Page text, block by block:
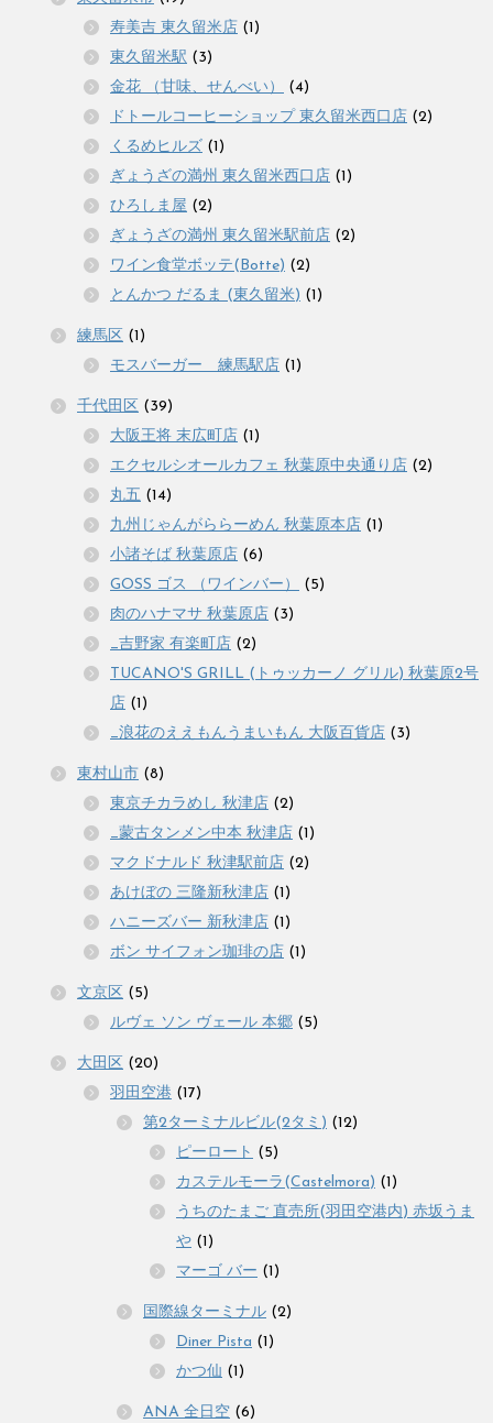
寿美吉 東久留米店 (1)
東久留米駅 (3)
金花 （甘味、せんべい）
(4)
ドトールコーヒーショップ 東久留米西口店 (2)
くるめヒルズ (1)
ぎょうざの満州 東久留米西口店 (1)
ひろしま屋 (2)
ぎょうざの満州 東久留米駅前店 (2)
ワイン食堂ボッテ(Botte) (2)
とんかつ だるま (東久留米) (1)
練馬区 (1)
モスバーガー 練馬駅店 (1)
千代田区 (39)
大阪王将 末広町店 (1)
エクセルシオールカフェ 秋葉原中央通り店 (2)
丸五 (14)
九州じゃんがららーめん 秋葉原本店 (1)
小諸そば 秋葉原店 (6)
GOSS ゴス （ワインバー）
(5)
肉のハナマサ 秋葉原店 (3)
_吉野家 有楽町店 (2)
TUCANO'S GRILL (トゥッカーノ グリル) 秋葉原2号
店 (1)
_浪花のええもんうまいもん 大阪百貨店 (3)
東村山市 (8)
東京チカラめし 秋津店 (2)
_蒙古タンメン中本 秋津店 (1)
マクドナルド 秋津駅前店 (2)
あけぼの 三隆新秋津店 (1)
ハニーズバー 新秋津店 (1)
ボン サイフォン珈琲の店 (1)
文京区 (5)
ルヴェ ソン ヴェール 本郷 (5)
大田区 (20)
羽田空港 (17)
第2ターミナルビル(2タミ) (12)
ピーロート (5)
カステルモーラ(Castelmora) (1)
うちのたまご 直売所(羽田空港内) 赤坂うま
や (1)
マーゴ バー (1)
国際線ターミナル (2)
Diner Pista (1)
かつ仙 (1)
ANA 全日空 (6)